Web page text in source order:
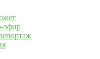
эфир